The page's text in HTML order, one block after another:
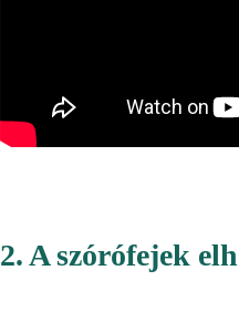
2. A szórófejek